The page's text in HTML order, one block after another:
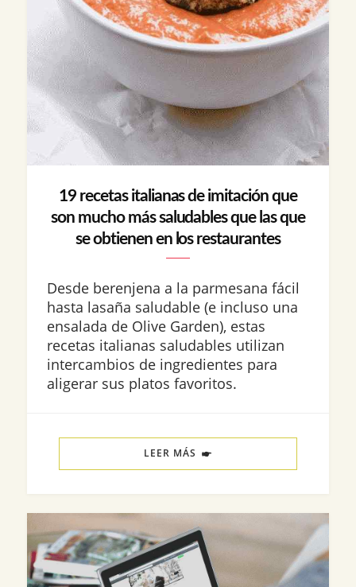
19 recetas italianas de imitación que
son mucho más saludables que las que
se obtienen en los restaurantes
Desde berenjena a la parmesana fácil
hasta lasaña saludable (e incluso una
ensalada de Olive Garden), estas
recetas italianas saludables utilizan
intercambios de ingredientes para
aligerar sus platos favoritos.
LEER MÁS